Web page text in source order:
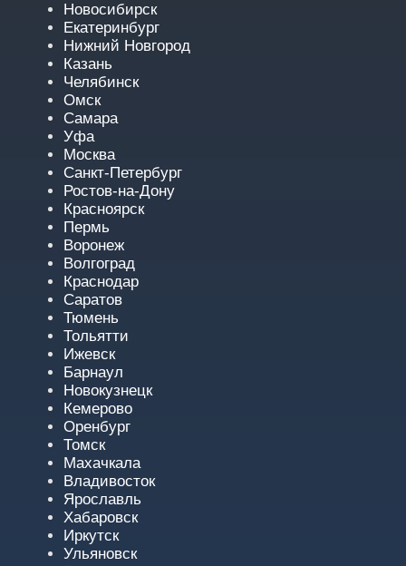
Новосибирск
Екатеринбург
Нижний Новгород
Казань
Челябинск
Омск
Самара
Уфа
Москва
Санкт-Петербург
Ростов-на-Дону
Красноярск
Пермь
Воронеж
Волгоград
Краснодар
Саратов
Тюмень
Тольятти
Ижевск
Барнаул
Новокузнецк
Кемерово
Оренбург
Томск
Махачкала
Владивосток
Ярославль
Хабаровск
Иркутск
Ульяновск